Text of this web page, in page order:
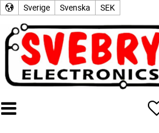
Sverige Svenska SEK